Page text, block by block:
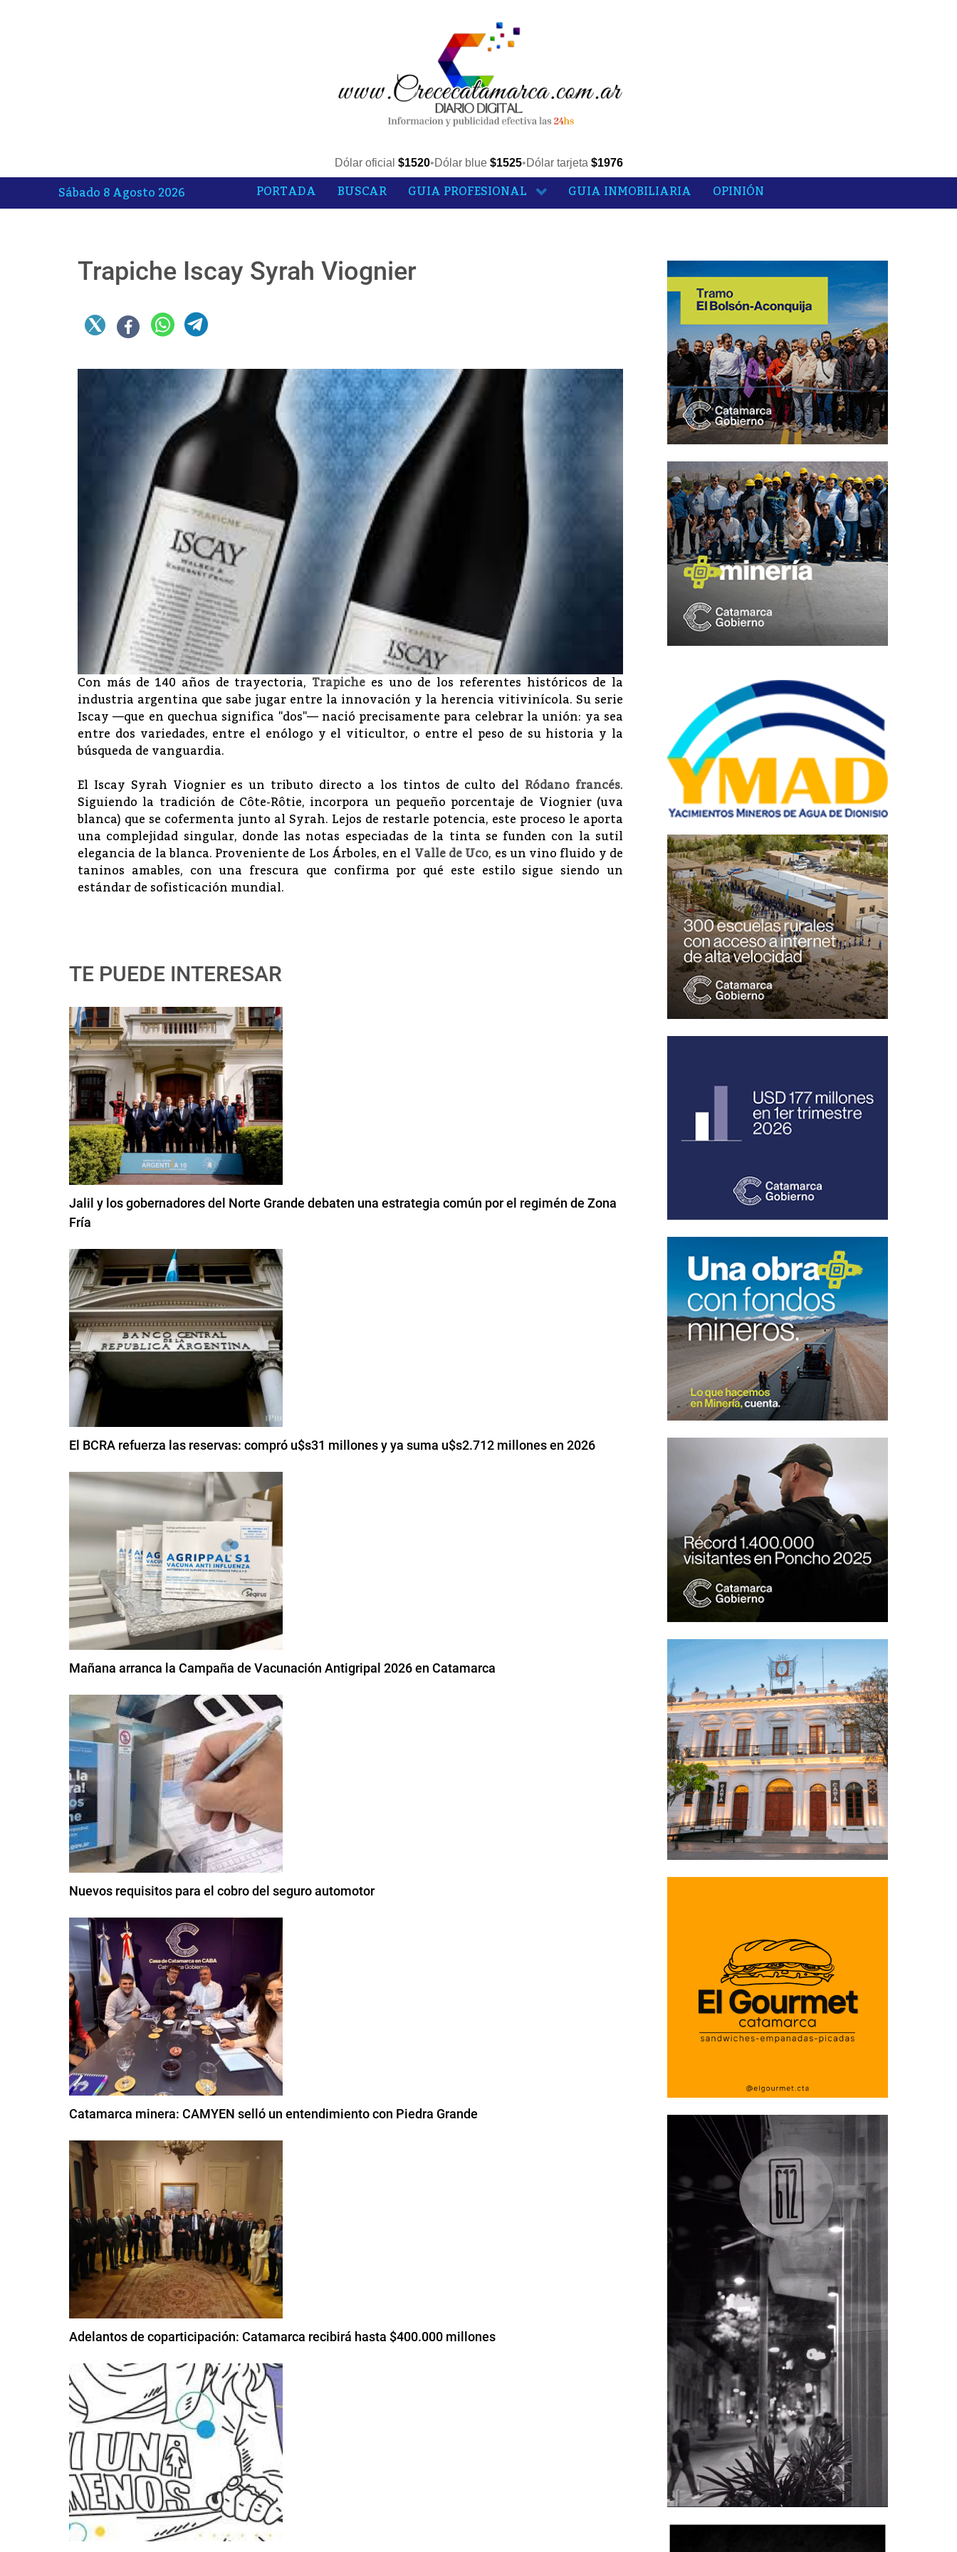
Dólar oficial $1520•Dólar blue $1525•Dólar tarjeta $1976
Sábado 8 Agosto 2026 PORTADA BUSCAR GUIA PROFESIONAL GUIA INMOBILIARIA OPINIÓN
Trapiche Iscay Syrah Viognier
Con más de 140 años de trayectoria, Trapiche es uno de los referentes históricos de la
industria argentina que sabe jugar entre la innovación y la herencia vitivinícola. Su serie
Iscay —que en quechua significa "dos"— nació precisamente para celebrar la unión: ya sea
entre dos variedades, entre el enólogo y el viticultor, o entre el peso de su historia y la
búsqueda de vanguardia.
El Iscay Syrah Viognier es un tributo directo a los tintos de culto del Ródano francés.
Siguiendo la tradición de Côte-Rôtie, incorpora un pequeño porcentaje de Viognier (uva
blanca) que se cofermenta junto al Syrah. Lejos de restarle potencia, este proceso le aporta
una complejidad singular, donde las notas especiadas de la tinta se funden con la sutil
elegancia de la blanca. Proveniente de Los Árboles, en el Valle de Uco, es un vino fluido y de
taninos amables, con una frescura que confirma por qué este estilo sigue siendo un
estándar de sofisticación mundial.
TE PUEDE INTERESAR
Jalil y los gobernadores del Norte Grande debaten una estrategia común por el regimén de Zona
Fría
El BCRA refuerza las reservas: compró u$s31 millones y ya suma u$s2.712 millones en 2026
Mañana arranca la Campaña de Vacunación Antigripal 2026 en Catamarca
Nuevos requisitos para el cobro del seguro automotor
Catamarca minera: CAMYEN selló un entendimiento con Piedra Grande
Adelantos de coparticipación: Catamarca recibirá hasta $400.000 millones